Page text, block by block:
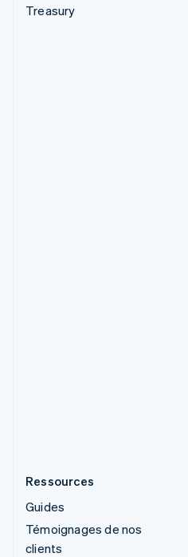
Treasury
Ressources
Guides
Témoignages de nos
clients